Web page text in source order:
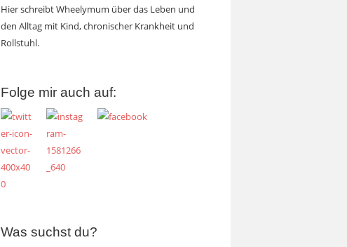
Hier schreibt Wheelymum über das Leben und
den Alltag mit Kind, chronischer Krankheit und
Rollstuhl.
Folge mir auch auf:
Was suchst du?